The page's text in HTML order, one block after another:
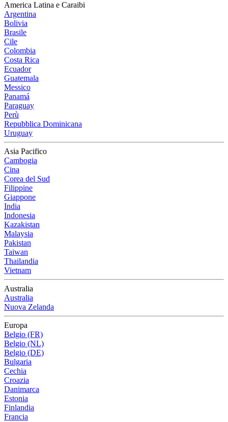
America Latina e Caraibi
Argentina
Bolivia
Brasile
Cile
Colombia
Costa Rica
Ecuador
Guatemala
Messico
Panamá
Paraguay
Perù
Repubblica Dominicana
Uruguay
Asia Pacifico
Cambogia
Cina
Corea del Sud
Filippine
Giappone
India
Indonesia
Kazakistan
Malaysia
Pakistan
Taiwan
Thailandia
Vietnam
Australia
Australia
Nuova Zelanda
Europa
Belgio (FR)
Belgio (NL)
Belgio (DE)
Bulgaria
Cechia
Croazia
Danimarca
Estonia
Finlandia
Francia